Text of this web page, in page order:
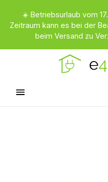
Zum Hauptinhalt springen
☀️ Betriebsurlaub vom
Zeitraum kann es bei der
beim Versand zu